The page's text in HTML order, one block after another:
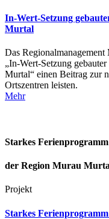
In-Wert-Setzung
Murtal
Das
„In-Wert-Setzung
Murtal“ einen Beitrag zur
Ortszentren leisten.
Mehr
Starkes Ferienprogramm
der Region Murau
Projekt
Starkes Ferienprogramm